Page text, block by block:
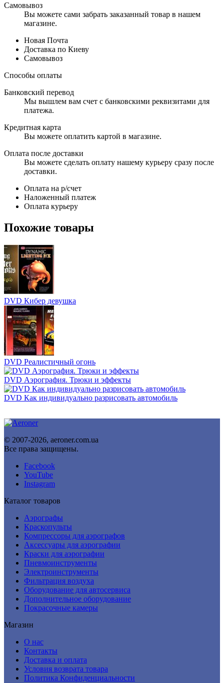
Самовывоз
Вы можете сами забрать заказанный товар в нашем
магазине.
Новая Почта
Доставка по Киеву
Самовывоз
Способы оплаты
Банковский перевод
Мы вышлем вам счет с банковскими реквизитами для
платежа.
Кредитная карта
Вы можете оплатить картой в магазине.
Оплата после доставки
Вы можете сделать оплату нашему курьеру сразу после
доставки.
Оплата на р/счет
Наложенный платеж
Оплата курьеру
Похожие товары
DVD Кибер девушка
DVD Реалистичный огонь
DVD Аэрография. Трюки и эффекты
DVD Как индивидуально разрисовать автомобиль
© 2007-2026, aeroner.com.ua
Все права защищены.
Facebook
YouTube
Instagram
Каталог товаров
Аэрографы
Краскопульты
Компрессоры для аэрографов
Аксессуары для аэрографии
Краски для аэрографии
Пневмоинструменты
Электроинструменты
Фильтрация воздуха
Оборудование для автосервиса
Дополнительное оборудование
Покрасочные камеры
Магазин
О нас
Контакты
Доставка и оплата
Условия возврата товара
Политика Конфиденциальности